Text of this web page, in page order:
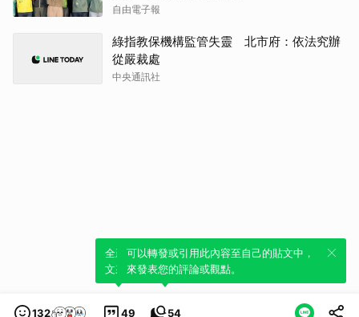
自由電子報
綠指教保機構監管失靈 北市府：依法究辦
從嚴裁處
中央通訊社
132 49
全新體驗！一鍵引用此內容，透過發布貼
文來輕鬆表達個人立場。
54
可以轉發或引用此內容至自己的貼文中，
來發表您的評論或觀點。